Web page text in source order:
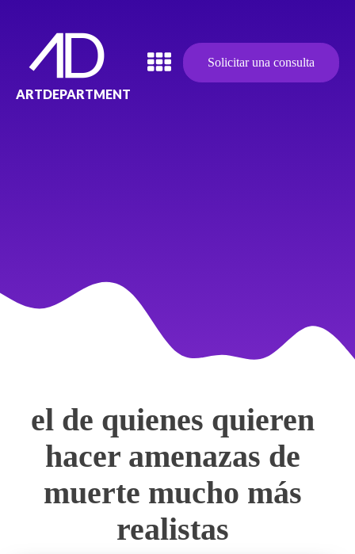
ARTDEPARTMENT
Solicitar una consulta
el de quienes quieren
hacer amenazas de
muerte mucho más
realistas